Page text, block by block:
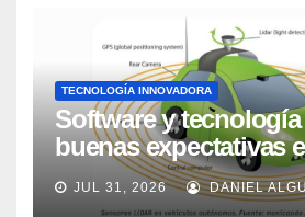
TECNOLOGÍA INNOVADORA
Software y
buenas expectativas
los próximos 2 años,
Market Watch
JUL 31, 2026 DANIEL